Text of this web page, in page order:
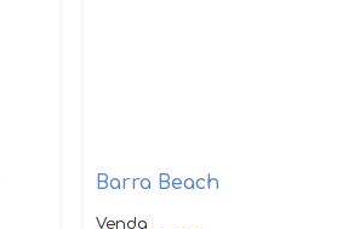
Barra Beach